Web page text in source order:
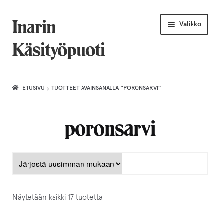
Siirry
navigointiin
Siirry
sisältöön
Inarin
Käsityöpuoti
Valikko
Joululahjat naiselle
Villahuivit
Puusepäntuotteet
ETUSIVU TUOTTEET AVAINSANALLA “PORONSARVI”
poronsarvi
Näytetään kaikki 17 tuotetta